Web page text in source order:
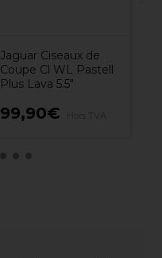
Jaguar Ciseaux de
Coupe Cl WL Pastell
Plus Lava 5.5"
99,90€